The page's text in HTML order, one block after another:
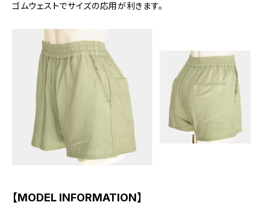
ゴムウェストでサイズの応用が利きます。
【MODEL INFORMATION】